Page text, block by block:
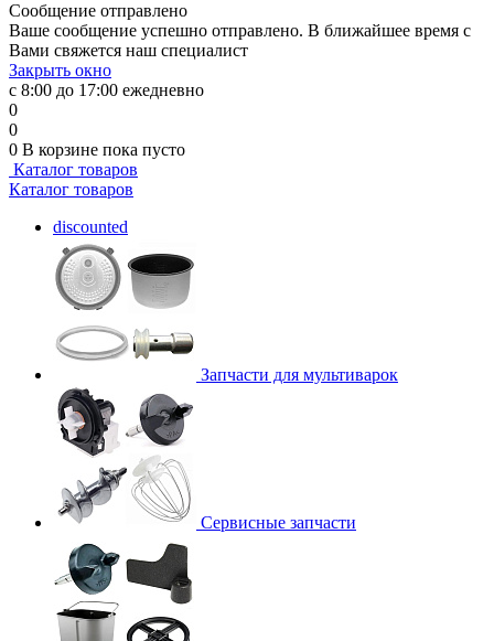
Сообщение отправлено
Ваше сообщение успешно отправлено. В ближайшее время с
Вами свяжется наш специалист
Закрыть окно
с 8:00 до 17:00 ежедневно
0
0
0 В корзине пока пусто
Каталог товаров
Каталог товаров
discounted
Запчасти для мультиварок
Сервисные запчасти